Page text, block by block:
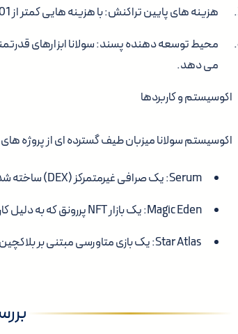
هزینه های پایین تراکنش: با هزینه هایی کمتر از 0.01 دلار به ازای هر تراکنش، سولانا بسیار مقرون به صرفه است.
می دهد.
اکوسیستم و کاربردها
اکوسیستم سولانا میزبان طیف گسترده ای از پروژه
Serum: یک صرافی غیرمتمرکز (DEX) ساخته شده برای معاملات پرسرعت.
Magic Eden: یک بازار NFT پررونق که به دلیل کارایی و هزینه های کم شناخته شده است.
Star Atlas: یک بازی متاورسی مبتنی بر بلاکچین که از سرعت و مقیاس پذیری سولانا بهره می برد.